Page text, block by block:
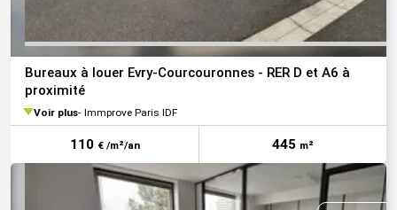
Bureaux à louer Evry-Courcouronnes - RER D et A6 à
proximité
Voir plus Immprove Paris IDF
110 € /m²/an 445 m²